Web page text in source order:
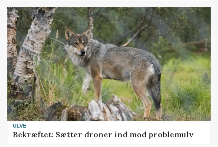
ULVE
Bekræftet: Sætter droner ind mod problemulv